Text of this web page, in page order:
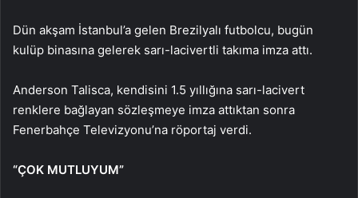
Dün akşam İstanbul’a gelen Brezilyalı futbolcu, bugün
kulüp binasına gelerek sarı-lacivertli takıma imza attı.
Anderson Talisca, kendisini 1.5 yıllığına sarı-lacivert
renklere bağlayan sözleşmeye imza attıktan sonra
Fenerbahçe Televizyonu’na röportaj verdi.
“ÇOK MUTLUYUM”